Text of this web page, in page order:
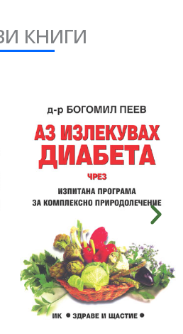
книги